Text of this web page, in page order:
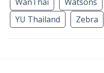
YU Thailand
Zebra